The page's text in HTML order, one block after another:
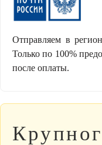
Отправляем в
Только по 100%
после оплаты.